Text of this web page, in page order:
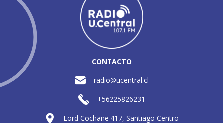
CONTACTO
radio@ucentral.cl
+56225826231
Lord Cochane 417, Santiago Centro